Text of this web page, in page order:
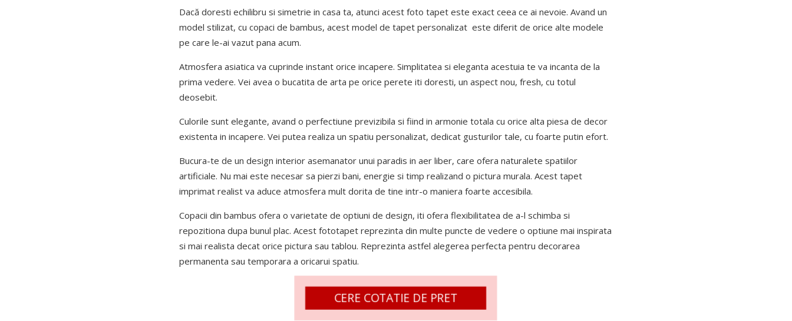
Dacă doresti echilibru si simetrie in casa ta, atunci acest foto tapet este exact ceea ce ai nevoie. Avand un
model stilizat, cu copaci de bambus, acest model de tapet personalizat este diferit de orice alte modele
pe care le-ai vazut pana acum.
Atmosfera asiatica va cuprinde instant orice incapere. Simplitatea si eleganta acestuia te va incanta de la
prima vedere. Vei avea o bucatita de arta pe orice perete iti doresti, un aspect nou, fresh, cu totul
deosebit.
Culorile sunt elegante, avand o perfectiune previzibila si fiind in armonie totala cu orice alta piesa de decor
existenta in incapere. Vei putea realiza un spatiu personalizat, dedicat gusturilor tale, cu foarte putin efort.
Bucura-te de un design interior asemanator unui paradis in aer liber, care ofera naturalete spatiilor
artificiale. Nu mai este necesar sa pierzi bani, energie si timp realizand o pictura murala. Acest tapet
imprimat realist va aduce atmosfera mult dorita de tine intr-o maniera foarte accesibila.
Copacii din bambus ofera o varietate de optiuni de design, iti ofera flexibilitatea de a-l schimba si
repozitiona dupa bunul plac. Acest fototapet reprezinta din multe puncte de vedere o optiune mai inspirata
si mai realista decat orice pictura sau tablou. Reprezinta astfel alegerea perfecta pentru decorarea
permanenta sau temporara a oricarui spatiu.
CERE COTATIE DE PRET